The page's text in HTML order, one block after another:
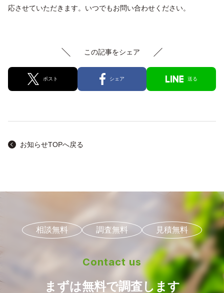
ホーム
応させていただきます。いつでもお問い合わせください。
この記事をシェア
ポスト シェア 送る
お知らせTOPへ戻る
相談無料 調査無料 見積無料
Contact us
まずは無料で調査します